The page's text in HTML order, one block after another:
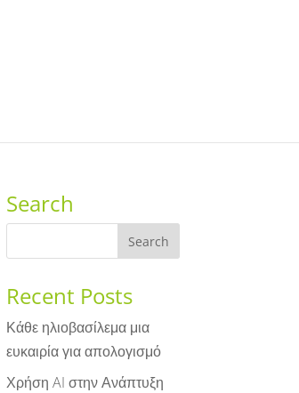
Search
Recent Posts
Κάθε ηλιοβασίλεμα μια
ευκαιρία για απολογισμό
Χρήση AI στην Ανάπτυξη